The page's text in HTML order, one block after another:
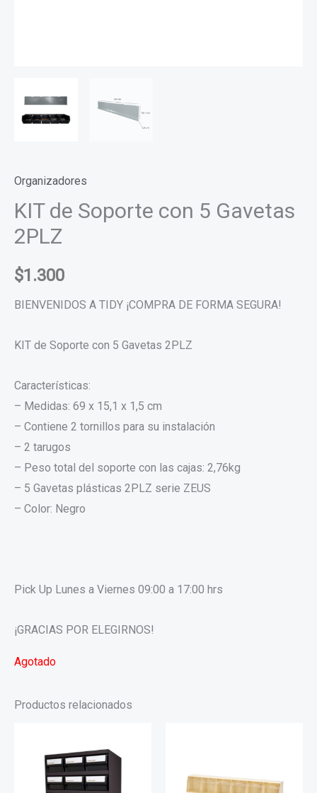
Organizadores
KIT de Soporte con 5 Gavetas
2PLZ
$1.300
BIENVENIDOS A TIDY ¡COMPRA DE FORMA SEGURA!
KIT de Soporte con 5 Gavetas 2PLZ
Características:
– Medidas: 69 x 15,1 x 1,5 cm
– ⁠Contiene 2 tornillos para su instalación
– ⁠2 tarugos
– ⁠Peso total del soporte con las cajas: 2,76kg
– ⁠5 Gavetas plásticas 2PLZ serie ZEUS
– ⁠Color: Negro
Pick Up Lunes a Viernes 09:00 a 17:00 hrs
¡GRACIAS POR ELEGIRNOS!
Agotado
Productos relacionados